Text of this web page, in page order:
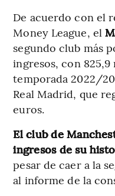
De acuerdo con el
Money League, el
segundo club más
ingresos, con
temporada 2022/
Real Madrid, que
euros.
El club de
ingresos de su
pesar de caer a la
al informe de la